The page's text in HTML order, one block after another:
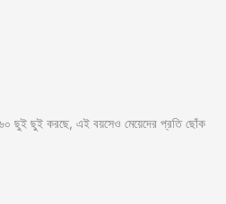
৬০ ছুই ছুই করছে, এই বয়সেও মেয়েদের প্রতি ছোঁক